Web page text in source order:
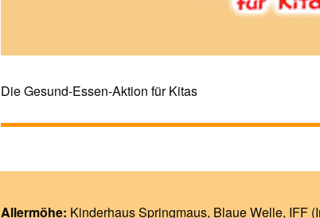
Die Gesund-Essen-Aktion für Kitas
Allermöhe: Kinderhaus Springmaus, Blaue Welle, IFF